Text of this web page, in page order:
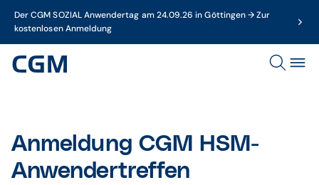
Der CGM SOZIAL Anwendertag am 24.09.26 in Göttingen → Zur
kostenlosen Anmeldung
Anmeldung CGM HSM-
Anwendertreffen